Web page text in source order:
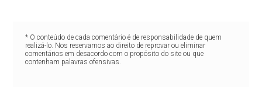
* O conteúdo de cada comentário é de responsabilidade de quem
realizá-lo. Nos reservamos ao direito de reprovar ou eliminar
comentários em desacordo com o propósito do site ou que
contenham palavras ofensivas.